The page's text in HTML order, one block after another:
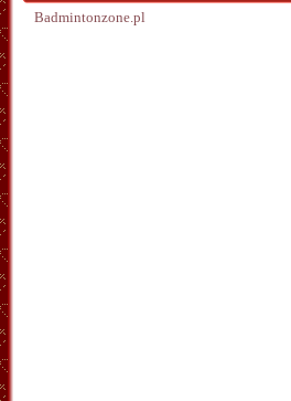
Badmintonzone.pl